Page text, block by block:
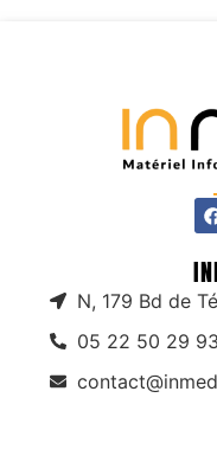
N, 179 Bd de
05 22 50 29 93